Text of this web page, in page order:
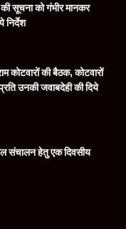
सूचना को गंभीर मानकर
कोटवारों की बैठक, कोटवारों
उनकी जवाबदेही की दिये
संचालन हेतु एक दिवसीय